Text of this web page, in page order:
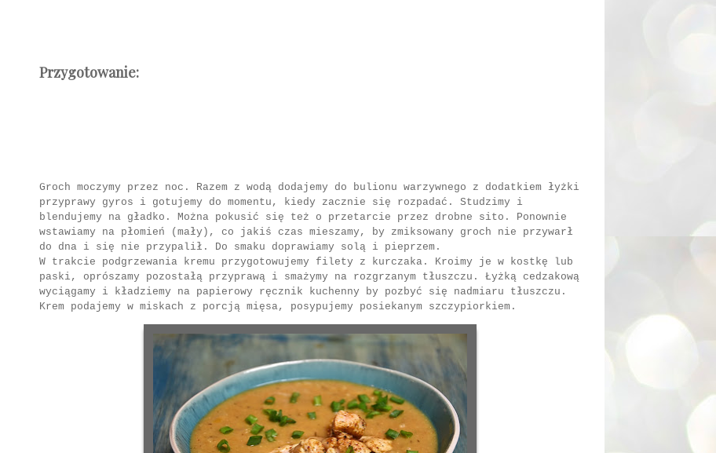
Przygotowanie:
Groch moczymy przez noc. Razem z wodą dodajemy do bulionu warzywnego z dodatkiem łyżki
przyprawy gyros i gotujemy do momentu, kiedy zacznie się rozpadać. Studzimy i
blendujemy na gładko. Można pokusić się też o przetarcie przez drobne sito. Ponownie
wstawiamy na płomień (mały), co jakiś czas mieszamy, by zmiksowany groch nie przywarł
do dna i się nie przypalił. Do smaku doprawiamy solą i pieprzem.
W trakcie podgrzewania kremu przygotowujemy filety z kurczaka. Kroimy je w kostkę lub
paski, oprószamy pozostałą przyprawą i smażymy na rozgrzanym tłuszczu. Łyżką cedzakową
wyciągamy i kładziemy na papierowy ręcznik kuchenny by pozbyć się nadmiaru tłuszczu.
Krem podajemy w miskach z porcją mięsa, posypujemy posiekanym szczypiorkiem.